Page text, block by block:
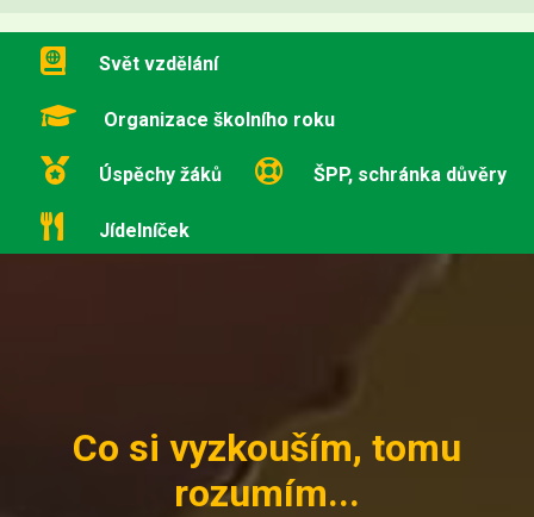
Svět vzdělání
Organizace školního roku
Úspěchy žáků ŠPP, schránka důvěry
Jídelníček
Co si vyzkouším, tomu
rozumím...